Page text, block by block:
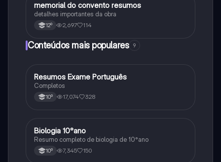
Português
memorial do convento resumos
detalhes importantes da obra
12º 2,697 114
Conteúdos mais populares 9
Português
Resumos Exame Português
Completos
10º 17,074 328
Biologia
Biologia 10°ano
Resumo completo de biologia de 10°ano
10º 7,345 150